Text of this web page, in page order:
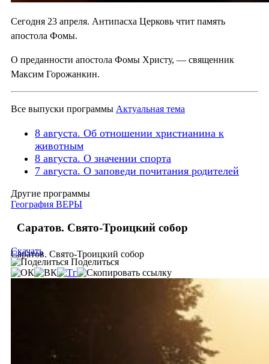
Сегодня 23 апреля. Антипасха Церковь чтит память
апостола Фомы.
О преданности апостола Фомы Христу, — священник
Максим Горожанкин.
Все выпуски программы Актуальная тема
8 августа. Об отношении христианина к
животным
8 августа. О значении спорта
7 августа. О заповеди почитания родителей
Другие программы
География ВЕРЫ
Саратов. Свято-Троицкий собор
Саратов. Свято-Троицкий собор
Скачать
Поделиться